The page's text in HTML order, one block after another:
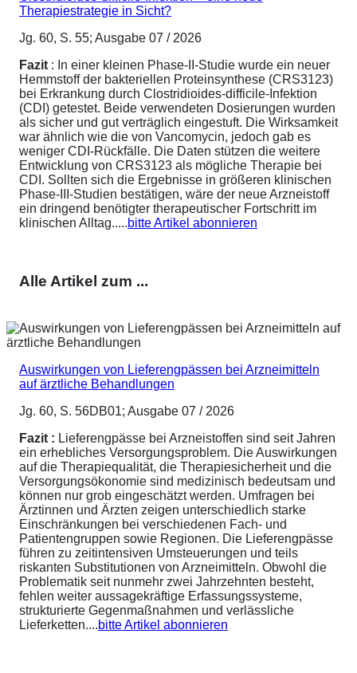
Therapiestrategie in Sicht?
Jg. 60, S. 55; Ausgabe 07 / 2026
Fazit : In einer kleinen Phase-II-Studie wurde ein neuer
Hemmstoff der bakteriellen Proteinsynthese (CRS3123)
bei Erkrankung durch Clostridioides-difficile-Infektion
(CDI) getestet. Beide verwendeten Dosierungen wurden
als sicher und gut verträglich eingestuft. Die Wirksamkeit
war ähnlich wie die von Vancomycin, jedoch gab es
weniger CDI-Rückfälle. Die Daten stützen die weitere
Entwicklung von CRS3123 als mögliche Therapie bei
CDI. Sollten sich die Ergebnisse in größeren klinischen
Phase-III-Studien bestätigen, wäre der neue Arzneistoff
ein dringend benötigter therapeutischer Fortschritt im
klinischen Alltag.....bitte Artikel abonnieren
Alle Artikel zum ...
Auswirkungen von Lieferengpässen bei Arzneimitteln
auf ärztliche Behandlungen
Jg. 60, S. 56DB01; Ausgabe 07 / 2026
Fazit : Lieferengpässe bei Arzneistoffen sind seit Jahren
ein erhebliches Versorgungsproblem. Die Auswirkungen
auf die Therapiequalität, die Therapiesicherheit und die
Versorgungsökonomie sind medizinisch bedeutsam und
können nur grob eingeschätzt werden. Umfragen bei
Ärztinnen und Ärzten zeigen unterschiedlich starke
Einschränkungen bei verschiedenen Fach- und
Patientengruppen sowie Regionen. Die Lieferengpässe
führen zu zeitintensiven Umsteuerungen und teils
riskanten Substitutionen von Arzneimitteln. Obwohl die
Problematik seit nunmehr zwei Jahrzehnten besteht,
fehlen weiter aussagekräftige Erfassungssysteme,
strukturierte Gegenmaßnahmen und verlässliche
Lieferketten....bitte Artikel abonnieren